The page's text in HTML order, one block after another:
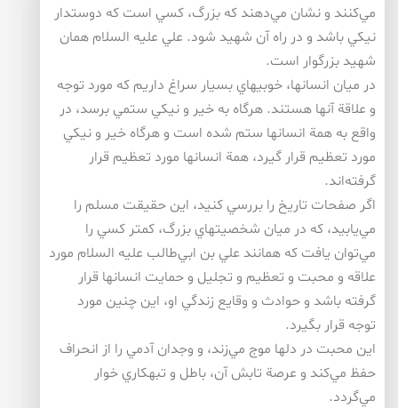
مي‌كنند و نشان مي‌دهند كه بزرگ، كسي است كه دوستدار
نيكي باشد و در راه آن شهيد شود. علي عليه السلام همان
شهيد بزرگوار است.
در ميان انسانها، خوبيهاي بسيار سراغ داريم كه مورد توجه
و علاقة آنها هستند. هرگاه به خير و نيكي ستمي برسد، در
واقع به همة انسانها ستم شده است و هرگاه خير و نيكي
مورد تعظيم قرار گيرد، همة انسانها مورد تعظيم قرار
گرفته‌اند.
اگر صفحات تاريخ را بررسي كنيد، اين حقيقت مسلم را
مي‌يابيد، كه در ميان شخصيتهاي بزرگ، كمتر كسي را
مي‌توان يافت كه همانند علي بن ابي‌طالب عليه السلام مورد
علاقه و محبت و تعظيم و تجليل و حمايت انسانها قرار
گرفته باشد و حوادث و وقايع زندگي او، اين چنين مورد
توجه قرار بگيرد.
اين محبت در دلها موج مي‌زند، و وجدان آدمي را از انحراف
حفظ مي‌كند و عرصة تابش آن، باطل و تبهكاري خوار
مي‌گردد.